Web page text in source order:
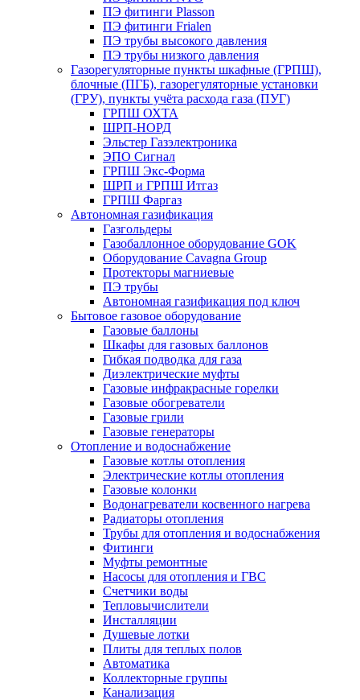
ПЭ фитинги Plasson
ПЭ фитинги Frialen
ПЭ трубы высокого давления
ПЭ трубы низкого давления
Газорегуляторные пункты шкафные (ГРПШ),
блочные (ПГБ), газорегуляторные установки
(ГРУ), пункты учёта расхода газа (ПУГ)
ГРПШ ОХТА
ШРП-НОРД
Эльстер Газэлектроника
ЭПО Сигнал
ГРПШ Экс-Форма
ШРП и ГРПШ Итгаз
ГРПШ Фаргаз
Автономная газификация
Газгольдеры
Газобаллонное оборудование GOK
Оборудование Cavagna Group
Протекторы магниевые
ПЭ трубы
Автономная газификация под ключ
Бытовое газовое оборудование
Газовые баллоны
Шкафы для газовых баллонов
Гибкая подводка для газа
Диэлектрические муфты
Газовые инфракрасные горелки
Газовые обогреватели
Газовые грили
Газовые генераторы
Отопление и водоснабжение
Газовые котлы отопления
Электрические котлы отопления
Газовые колонки
Водонагреватели косвенного нагрева
Радиаторы отопления
Трубы для отопления и водоснабжения
Фитинги
Муфты ремонтные
Насосы для отопления и ГВС
Счетчики воды
Тепловычислители
Инсталляции
Душевые лотки
Плиты для теплых полов
Автоматика
Коллекторные группы
Канализация